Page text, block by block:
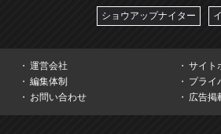
ショウアップナイター
運営会社
サイト
編集体制
プライ
お問い合わせ
広告掲